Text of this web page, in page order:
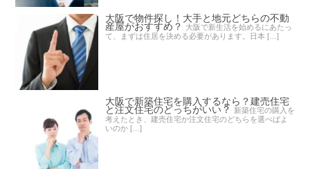
大阪で物件探し！大手と地元どちらの不動
産屋がおすすめ？
大阪で新生活を始めるにあたっ
て、まずは住居を決める必要があります。日本 […]
大阪で新築住宅を購入するなら？建売住宅
と注文住宅のどっちがいい？ 新築住宅の購入を
考えたとき、建売住宅か注文住宅のどちらを選べばよ
いのか […]